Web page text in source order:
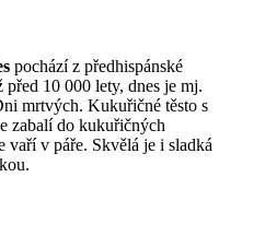
pochází z předhispánské
10 000 lety, dnes je mj.
mrtvých. Kukuřičné těsto s
zabalí do kukuřičných
vaří v páře. Skvělá je i sladká